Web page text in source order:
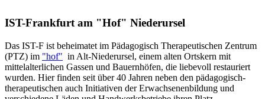
IST-Frankfurt am "Hof" Niederursel
Das IST-F ist beheimatet im Pädagogisch Therapeutischen Zentrum
(PTZ) im "hof" in Alt-Niederursel, einem alten Ortskern mit
mittelalterlichen Gassen und Bauernhöfen, die liebevoll restauriert
wurden. Hier finden seit über 40 Jahren neben den pädagogisch-
therapeutischen auch Initiativen der Erwachsenenbildung und